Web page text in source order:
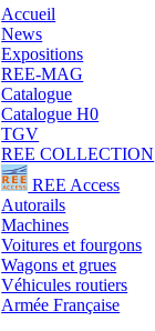
Accueil
News
Expositions
REE-MAG
Catalogue
Catalogue H0
TGV
REE COLLECTION
REE Access
Autorails
Machines
Voitures et fourgons
Wagons et grues
Véhicules routiers
Armée Française